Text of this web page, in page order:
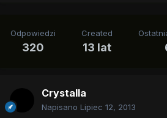
Odpowiedzi
320
Created
13 lat
Crystalla
Napisano Lipiec 12, 2013